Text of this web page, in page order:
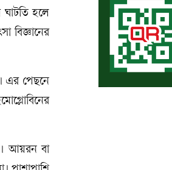
ঘাটতি হলে
বিজ্ঞানের
এর পেছনে
আয়রন বা